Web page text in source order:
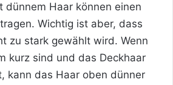
dünnem Haar können einen
Wichtig ist aber, dass
zu stark gewählt wird. Wenn
kurz sind und das Deckhaar
kann das Haar oben dünner